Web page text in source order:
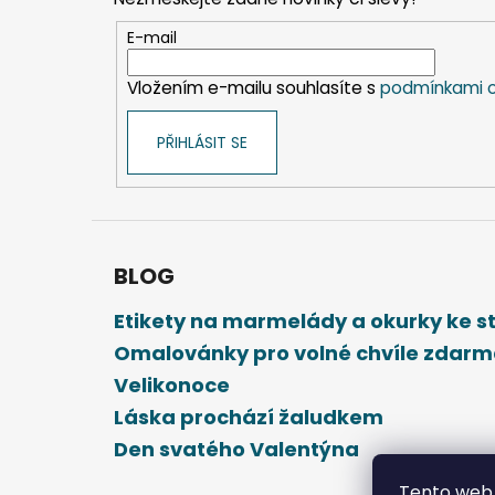
E-mail
Vložením e-mailu souhlasíte s podmínkami
PŘIHLÁSIT SE
BLOG
Etikety na marmelády a okurky ke
Omalovánky pro volné chvíle
Velikonoce
Láska prochází žaludkem
Den svatého Valentýna